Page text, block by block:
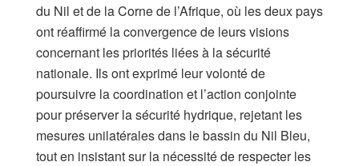
du Nil et de la Corne de l’Afrique, où les deux pays
ont réaffirmé la convergence de leurs visions
concernant les priorités liées à la sécurité
nationale. Ils ont exprimé leur volonté de
poursuivre la coordination et l’action conjointe
pour préserver la sécurité hydrique, rejetant les
mesures unilatérales dans le bassin du Nil Bleu,
tout en insistant sur la nécessité de respecter les